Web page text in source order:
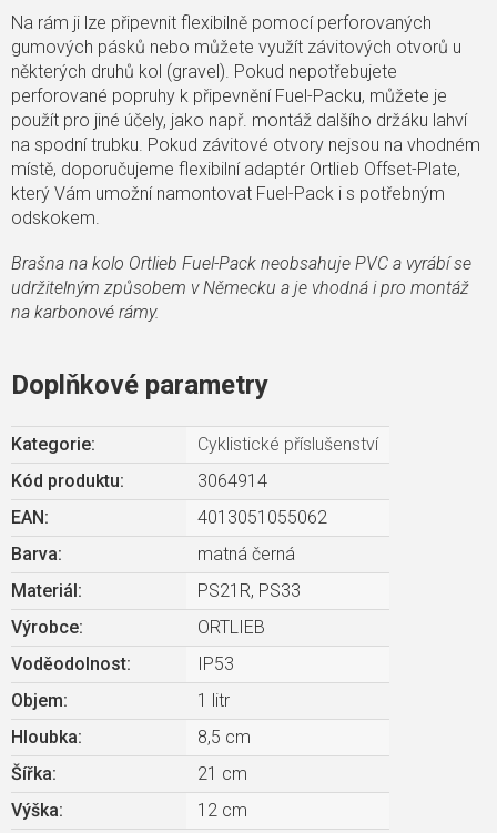
Na rám ji lze připevnit flexibilně pomocí perforovaných
gumových pásků nebo můžete využít závitových otvorů u
některých druhů kol (gravel). Pokud nepotřebujete
perforované popruhy k připevnění Fuel-Packu, můžete je
použít pro jiné účely, jako např. montáž dalšího držáku lahví
na spodní trubku. Pokud závitové otvory nejsou na vhodném
místě, doporučujeme flexibilní adaptér Ortlieb Offset-Plate,
který Vám umožní namontovat Fuel-Pack i s potřebným
odskokem.
Brašna na kolo Ortlieb Fuel-Pack neobsahuje PVC a vyrábí se
udržitelným způsobem v Německu a je vhodná i pro montáž
na karbonové rámy.
Doplňkové parametry
Kategorie:
Cyklistické příslušenství
Kód produktu:
3064914
EAN :
4013051055062
Barva:
matná černá
Materiál :
PS21R, PS33
Výrobce:
ORTLIEB
Voděodolnost:
IP53
Objem:
1 litr
Hloubka:
8,5 cm
Šířka:
21 cm
Výška: 12 cm